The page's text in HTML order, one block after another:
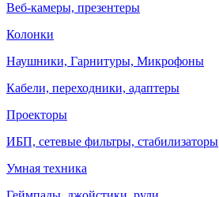
Веб-камеры, презентеры
Колонки
Наушники, Гарнитуры, Микрофоны
Кабели, переходники, адаптеры
Проекторы
ИБП, сетевые фильтры, стабилизаторы
Умная техника